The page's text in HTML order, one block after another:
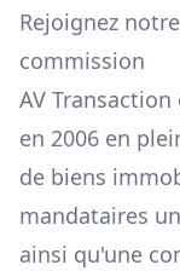
Rejoignez
commission
AV Transaction
en 2006 en
de biens
mandataires
ainsi qu'une